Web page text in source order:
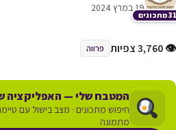
19 במרץ 2024
👁 3,760 צפיות פרווה
המטבח שלי — האפליקציה
חיפוש מתכונים · מצב בישול עם
מתמונה